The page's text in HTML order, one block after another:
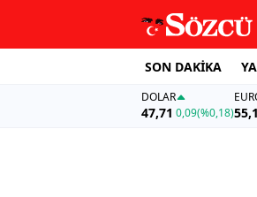
SON DAKİKA
DOLAR
47,71 0,09(%0,18)